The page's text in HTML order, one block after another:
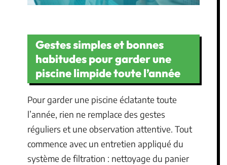
Gestes simples et bonnes
habitudes pour garder une
piscine limpide toute l’année
Pour garder une piscine éclatante toute
l’année, rien ne remplace des gestes
réguliers et une observation attentive. Tout
commence avec un entretien appliqué du
système de filtration : nettoyage du panier